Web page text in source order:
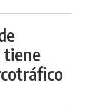
tiene